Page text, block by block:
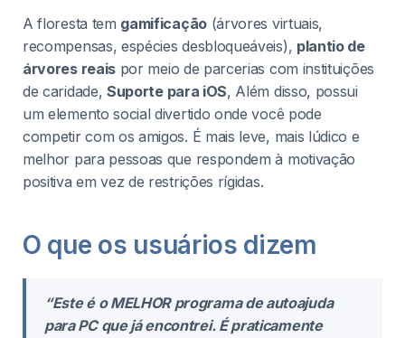
A floresta tem gamificação(árvores virtuais,
recompensas, espécies desbloqueáveis), plantio de
árvores reaispor meio de parcerias com instituições
de caridade, Suporte para iOS, Além disso, possui
um elemento social divertido onde você pode
competir com os amigos. É mais leve, mais lúdico e
melhor para pessoas que respondem à motivação
positiva em vez de restrições rígidas.
O que os usuários dizem
“Este é o MELHOR programa de autoajuda
para PC que já encontrei. É praticamente